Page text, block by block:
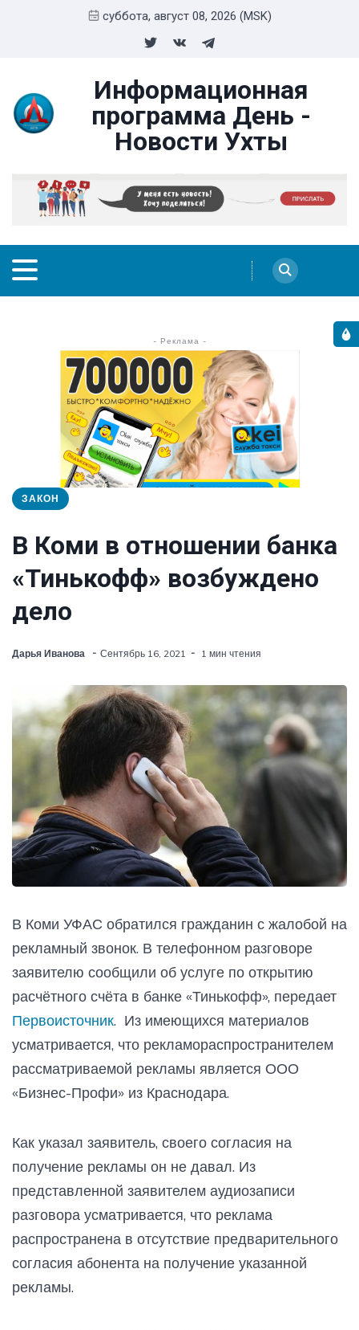
суббота, август 08, 2026 (MSK)
Информационная
программа День -
Новости Ухты
- Реклама -
ЗАКОН
В Коми в отношении банка
«Тинькофф» возбуждено
дело
Дарья Иванова Сентябрь 16, 2021 1 мин чтения
В Коми УФАС обратился гражданин с жалобой на
рекламный звонок. В телефонном разговоре
заявителю сообщили об услуге по открытию
расчётного счёта в банке «Тинькофф», передает
Первоисточник. Из имеющихся материалов
усматривается, что рекламораспространителем
рассматриваемой рекламы является ООО
«Бизнес-Профи» из Краснодара.
Как указал заявитель, своего согласия на
получение рекламы он не давал. Из
представленной заявителем аудиозаписи
разговора усматривается, что реклама
распространена в отсутствие предварительного
согласия абонента на получение указанной
рекламы.